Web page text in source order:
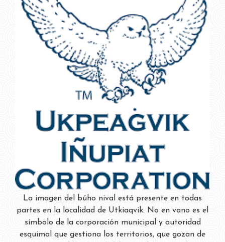
La imagen del búho nival está presente en todas
partes en la localidad de Utkiaqvik. No en vano es el
símbolo de la corporación municipal y autoridad
esquimal que gestiona los territorios, que gozan de